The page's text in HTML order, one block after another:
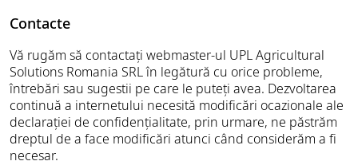
Contacte
Vă rugăm să contactați webmaster-ul UPL Agricultural
Solutions Romania SRL în legătură cu orice probleme,
întrebări sau sugestii pe care le puteți avea. Dezvoltarea
continuă a internetului necesită modificări ocazionale ale
declarației de confidențialitate, prin urmare, ne păstrăm
dreptul de a face modificări atunci când considerăm a fi
necesar.